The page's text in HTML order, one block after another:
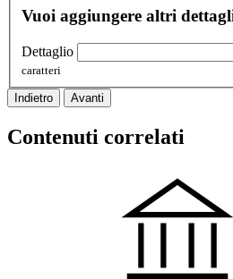
Vuoi aggiungere altri
Dettaglio
caratteri
Indietro Avanti
Contenuti correlati